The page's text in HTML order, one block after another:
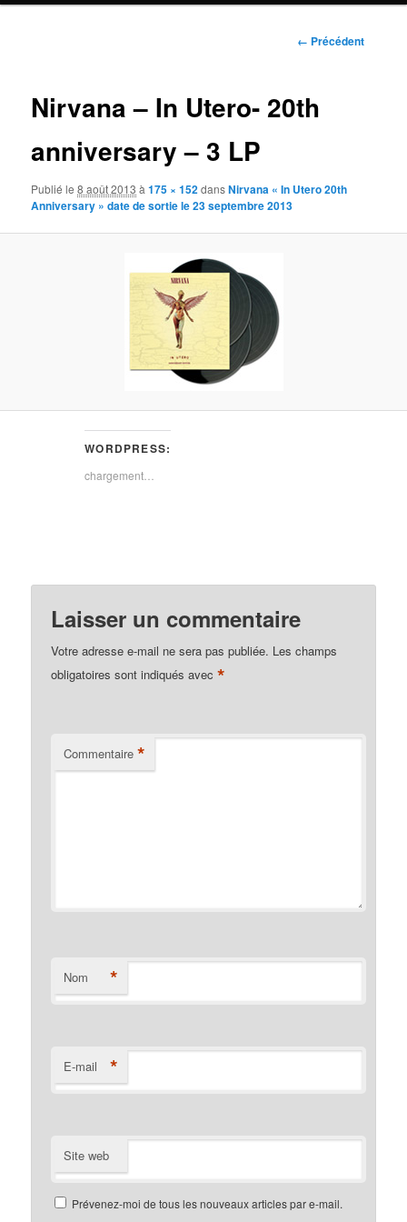
Navigation
← Précédent
Nirvana – In Utero- 20th
anniversary – 3 LP
Publié le8 août 2013 à175 × 152dansNirvana « In Utero 20th
Anniversary » date de sortie le 23 septembre 2013
WORDPRESS:
chargement…
Laisser un commentaire
Votre adresse e-mail ne sera pas publiée. Les champs
obligatoires sont indiqués avec*
Commentaire *
Nom *
E-mail *
Site web
Prévenez-moi de tous les nouveaux articles par e-mail.